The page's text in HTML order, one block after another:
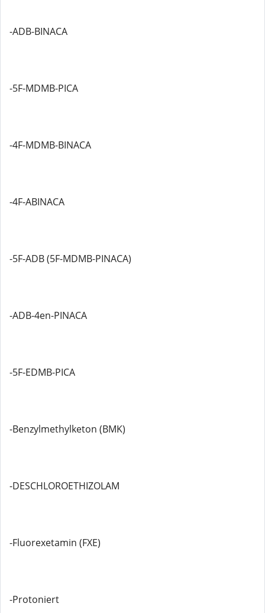
-ADB-BINACA
-5F-MDMB-PICA
-4F-MDMB-BINACA
-4F-ABINACA
-5F-ADB (5F-MDMB-PINACA)
-ADB-4en-PINACA
-5F-EDMB-PICA
-Benzylmethylketon (BMK)
-DESCHLOROETHIZOLAM
-Fluorexetamin (FXE)
-Protoniert